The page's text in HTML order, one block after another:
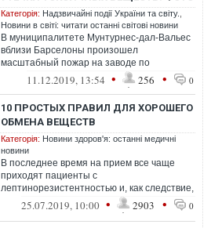
Категорія: Надзвичайні події України та світу.
Новини в світі: читати останні світові новини
В муниципалитете Мунтурнес-дал-Вальес
вблизи Барселоны произошел
масштабный пожар на заводе по
переработке растворителей и
промышленных отходов
11.12.2019, 13:54 • 256 • 0
10 ПРОСТЫХ ПРАВИЛ ДЛЯ ХОРОШЕГО
ОБМЕНА ВЕЩЕСТВ
Категорія: Новини здоров'я: останні медичні
новини
В последнее время на прием все чаще
приходят пациенты с
лептинорезистентностью и, как следствие,
нарушением работы щитовидной железы.
25.07.2019, 10:00 • 2903 • 0